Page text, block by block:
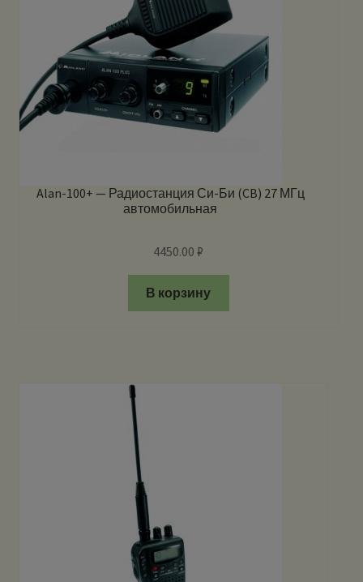
Alan-100+ — Радиостанция Си-Би (CB) 27 МГц
автомобильная
4450.00₽
В корзину